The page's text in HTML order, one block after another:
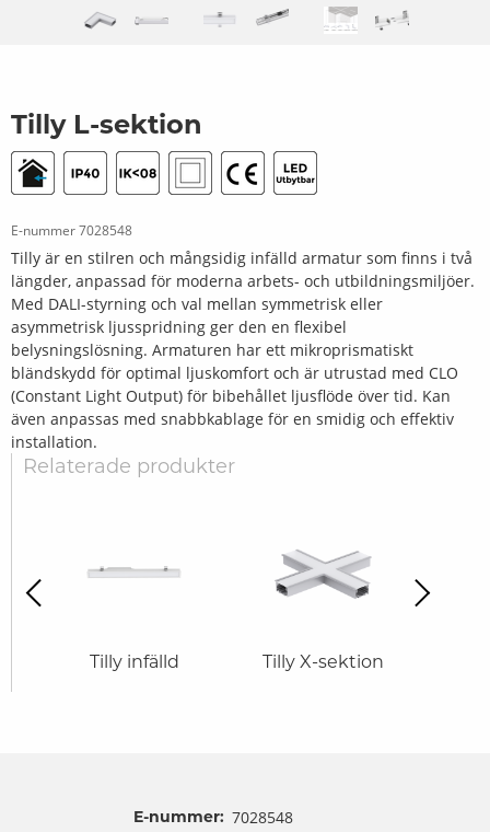
Tilly L-sektion
E-nummer7028548
Tilly är en stilren och mångsidig infälld armatur som finns i två
längder, anpassad för moderna arbets- och utbildningsmiljöer.
Med DALI-styrning och val mellan symmetrisk eller
asymmetrisk ljusspridning ger den en flexibel
belysningslösning. Armaturen har ett mikroprismatiskt
bländskydd för optimal ljuskomfort och är utrustad med CLO
(Constant Light Output) för bibehållet ljusflöde över tid. Kan
även anpassas med snabbkablage för en smidig och effektiv
installation.
Relaterade produkter
Tilly infälld Tilly X-sektion
Next
E-nummer: 7028548